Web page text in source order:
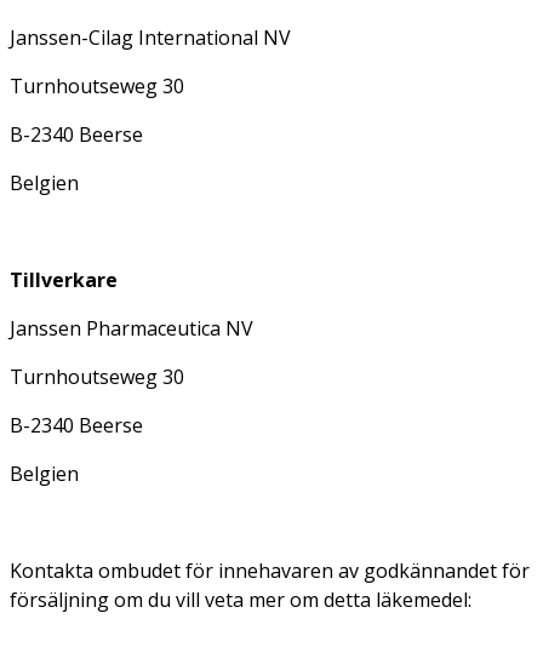
Janssen-Cilag International NV
Turnhoutseweg 30
B-2340 Beerse
Belgien
Tillverkare
Janssen Pharmaceutica NV
Turnhoutseweg 30
B-2340 Beerse
Belgien
Kontakta ombudet för innehavaren av godkännandet för
försäljning om du vill veta mer om detta läkemedel: